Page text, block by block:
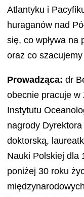
Atlantyku i
huraganów nad
się, co wpływa na
oraz co
Prowadząca: dr
obecnie pracuje w
Instytutu
nagrody
doktorską,
Nauki Polskiej dla
poniżej 30 roku